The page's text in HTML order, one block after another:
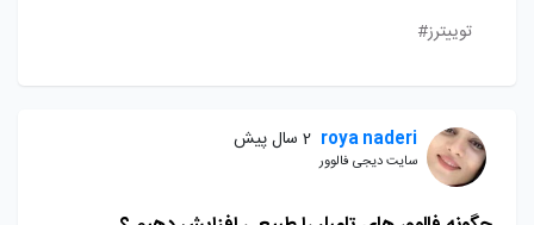
توییترز#
roya naderi 2 سال پیش
سایت دیجی فالوور